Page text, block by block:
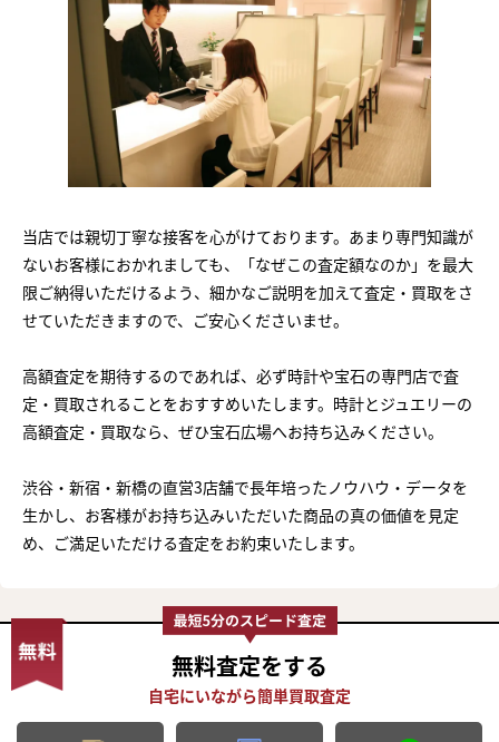
当店では親切丁寧な接客を心がけております。あまり専門知識が
ないお客様におかれましても、「なぜこの査定額なのか」を最大
限ご納得いただけるよう、細かなご説明を加えて査定・買取をさ
せていただきますので、ご安心くださいませ。
高額査定を期待するのであれば、必ず時計や宝石の専門店で査
定・買取されることをおすすめいたします。時計とジュエリーの
高額査定・買取なら、ぜひ宝石広場へお持ち込みください。
渋谷・新宿・新橋の直営3店舗で長年培ったノウハウ・データを
生かし、お客様がお持ち込みいただいた商品の真の価値を見定
め、ご満足いただける査定をお約束いたします。
無料査定をする